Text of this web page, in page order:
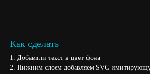
Как сделать
1. Добавили текст в цвет фона
2. Нижним слоем добавляем SVG